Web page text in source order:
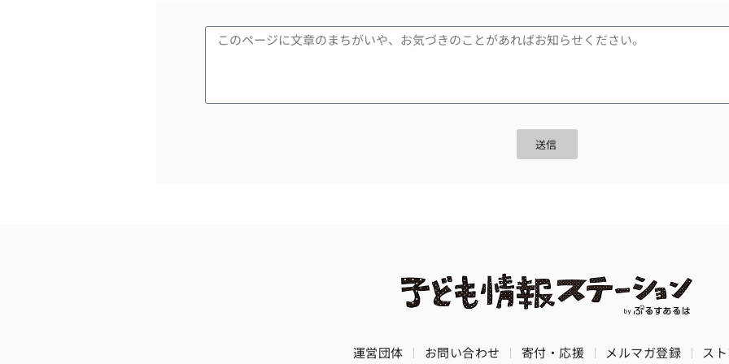
送信
運営団体 お問い合わせ 寄付・応援 メルマガ登録 ス